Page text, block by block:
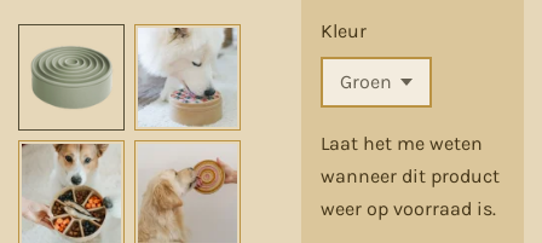
Kleur
Laat het me weten
wanneer dit product
weer op voorraad is.